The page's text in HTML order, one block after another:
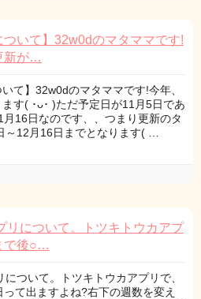
ついて】32w0dのマタママです!
新が…
いて】32w0dのマタママです!今年、
す( ･ᴗ･ )ただ予定日が11月5日であ
月16日なのです、、つまり更新のタ
～12月16日までとなります( …
リについて。トツキトウカアプ
で後○…
について。トツキトウカアプリで、
て出ますよね?右下の週数を変え